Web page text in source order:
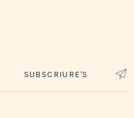
SUBSCRIURE'S